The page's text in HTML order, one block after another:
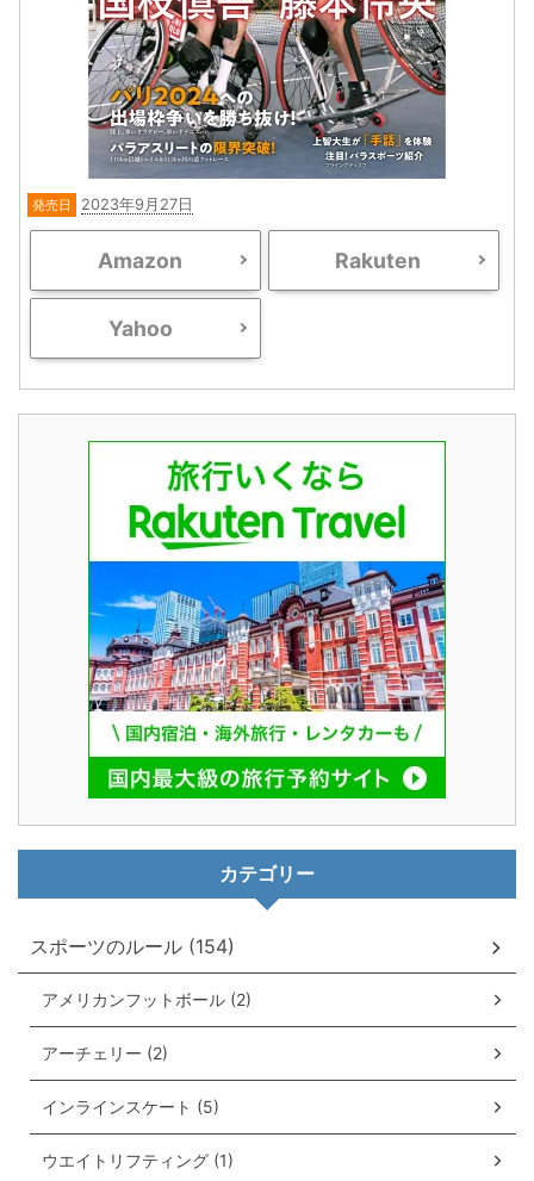
発売日 2023年9月27日
Amazon Rakuten
Yahoo
カテゴリー
スポーツのルール (154)
アメリカンフットボール (2)
アーチェリー (2)
インラインスケート (5)
ウエイトリフティング (1)